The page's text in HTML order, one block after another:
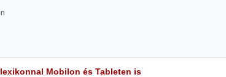
Mobilon és Tableten is